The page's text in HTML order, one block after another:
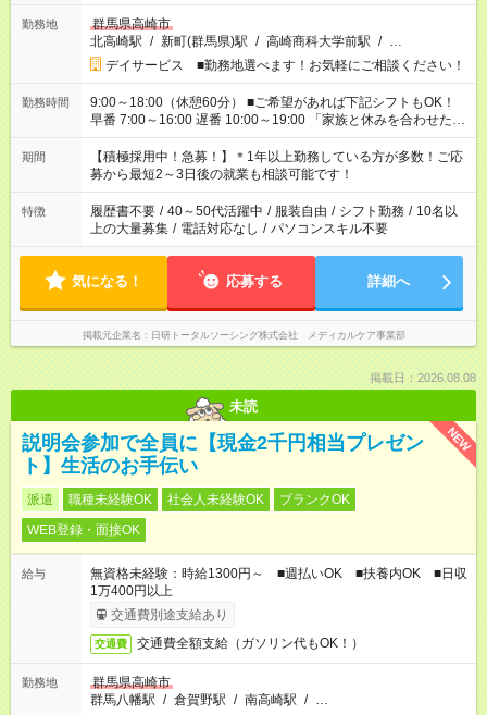
勤務地
群馬県高崎市
北高崎駅 / 新町(群馬県)駅 / 高崎商科大学前駅 / …
デイサービス ■勤務地選べます！お気軽にご相談ください！
勤務時間
9:00～18:00（休憩60分） ■ご希望があれば下記シフトもOK！
早番 7:00～16:00 遅番 10:00～19:00 「家族と休みを合わせた
い」 「余裕を持って夕飯の準備がしたい」 「できれば残業はし
たくない」 など、ご希望を教えてくださいね。 ※Wワーク希望
の方へ 今ご覧のお仕事で希望する勤務時間と、もう1つのお仕事
の勤務時間。 合計で週40時間を超える場合は応募できません。
期間
【積極採用中！急募！】＊1年以上勤務している方が多数！ご応
募から最短2～3日後の就業も相談可能です！
特徴 履歴書不要 / 40～50代活躍中 / 服装自由 / シフト勤務 / 10名以
上の大量募集 / 電話対応なし / パソコンスキル不要
気になる！ 応募する 詳細へ
掲載元企業名 日研トータルソーシング株式会社 メディカルケア事業部
掲載日：2026.08.08
未読
NEW
説明会参加で全員に【現金2千円相当プレゼン
ト】生活のお手伝い
派遣 職種未経験OK 社会人未経験OK
ブランクOK
WEB登録・面接OK
給与
無資格未経験：時給1300円～ ■週払いOK ■扶養内OK ■日収
1万400円以上
交通費別途支給あり
交通費 交通費全額支給（ガソリン代もOK！）
勤務地
群馬県高崎市
群馬八幡駅 / 倉賀野駅 / 南高崎駅 / …